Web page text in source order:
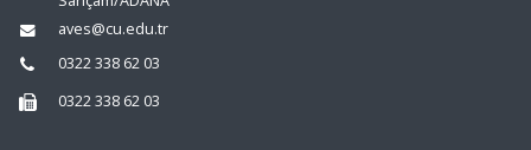
aves@cu.edu.tr
0322 338 62 03
0322 338 62 03